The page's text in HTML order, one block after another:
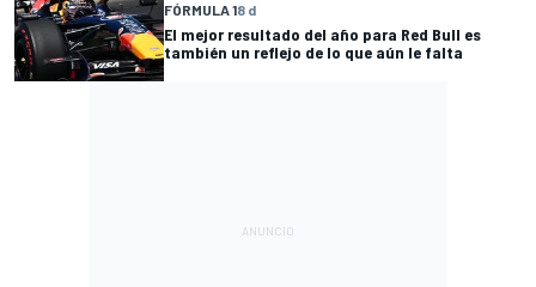
FÓRMULA 18 d
El mejor resultado del año para Red Bull es
también un reflejo de lo que aún le falta